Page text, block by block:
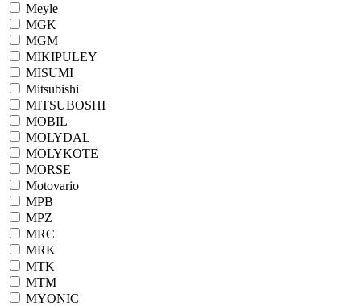
Meyle
MGK
MGM
MIKIPULEY
MISUMI
Mitsubishi
MITSUBOSHI
MOBIL
MOLYDAL
MOLYKOTE
MORSE
Motovario
MPB
MPZ
MRC
MRK
MTK
MTM
MYONIC